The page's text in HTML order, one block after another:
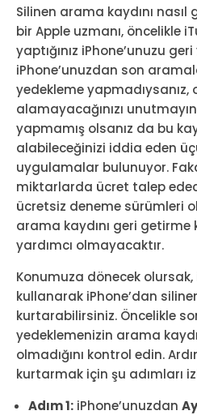
Silinen arama kaydını
bir Apple uzmanı, öncelikle
yaptığınız iPhone’unuzu
iPhone’unuzdan son
yedekleme yapmadıysanız,
alamayacağınızı
yapmamış olsanız da bu
alabileceğinizi iddia eden
uygulamalar bulunuyor.
miktarlarda ücret talep
ücretsiz deneme sürümleri
arama kaydını geri getirme
yardımcı olmayacaktır.
Konumuza dönecek
kullanarak iPhone’dan
kurtarabilirsiniz. Öncelikle
yedeklemenizin arama
olmadığını kontrol edin.
kurtarmak için şu adımları
Adım 1: iPhone’unuzdan